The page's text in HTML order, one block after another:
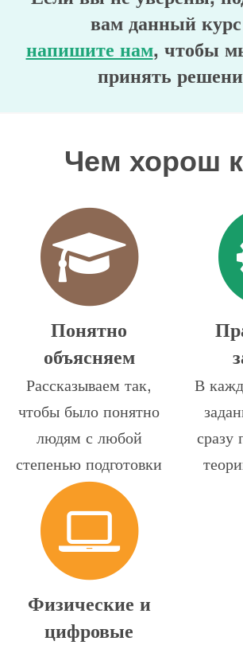
вам данный
напишите нам, чтобы
принять
Чем хорош
Понятно
объясняем
Рассказываем так,
чтобы было понятно
людям с любой
степенью подготовки
В
сразу
Физические и
цифровые